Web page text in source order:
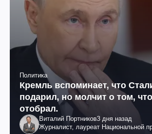
Политика
Кремль вспоминает, что
подарил, но молчит о том,
отобрал.
Виталий Портников3 дня назад
Журналист, лауреат Национальной